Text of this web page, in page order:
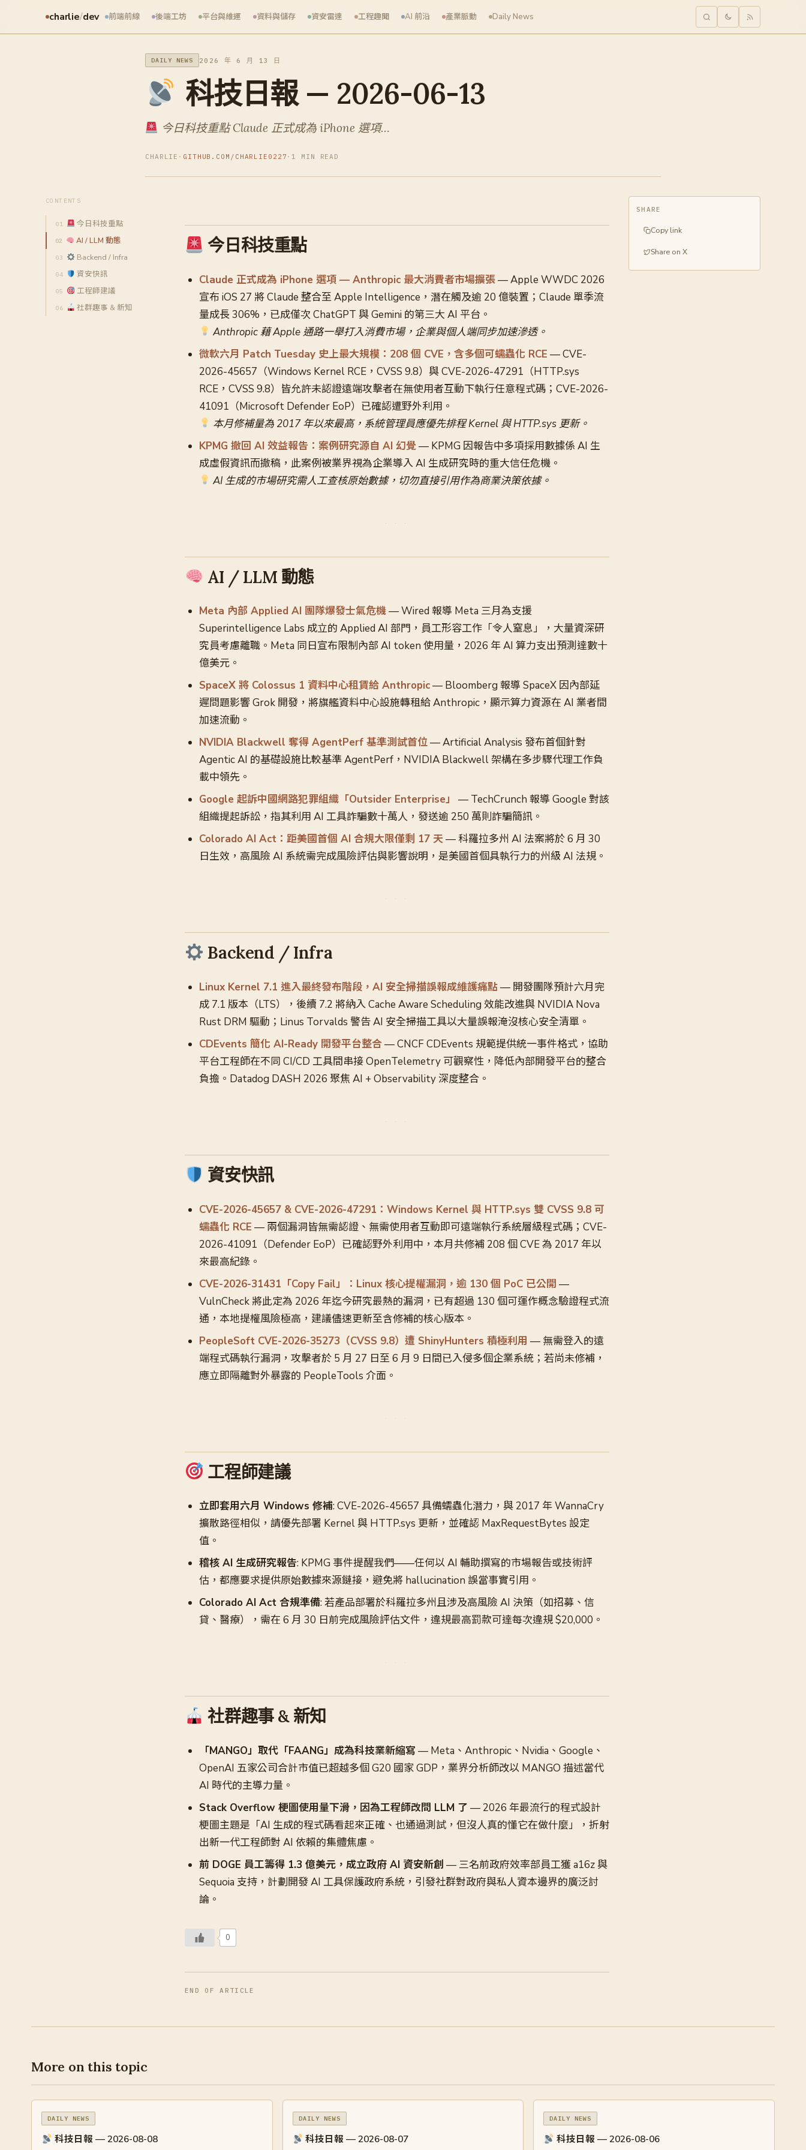
charlie/dev 前端前線 後端工坊 平台與維運 資料與儲存 資安雷達 工程趣聞 AI 前沿 產業脈動 Daily News
DAILY NEWS 2026 年 6 月 13 日
科技日報 — 2026-06-13
今日科技重點 Claude 正式成為 iPhone 選項…
CHARLIE · GITHUB.COM/CHARLIE0227 · 1 MIN READ
CONTENTS
今日科技重點
AI / LLM 動態
Backend / Infra
資安快訊
工程師建議
社群趣事 & 新知
今日科技重點
Claude 正式成為 iPhone 選項 — Anthropic 最大消費者市場擴張— Apple WWDC 2026
宣布 iOS 27 將 Claude 整合至 Apple Intelligence，潛在觸及逾 20 億裝置；Claude 單季流
量成長 306%，已成僅次 ChatGPT 與 Gemini 的第三大 AI 平台。
Anthropic 藉 Apple 通路一舉打入消費市場，企業與個人端同步加速滲透。
微軟六月 Patch Tuesday 史上最大規模：208 個 CVE，含多個可蠕蟲化 RCE — CVE-
2026-45657（Windows Kernel RCE，CVSS 9.8）與 CVE-2026-47291（HTTP.sys
RCE，CVSS 9.8）皆允許未認證遠端攻擊者在無使用者互動下執行任意程式碼；CVE-2026-
41091（Microsoft Defender EoP）已確認遭野外利用。
本月修補量為 2017 年以來最高，系統管理員應優先排程 Kernel 與 HTTP.sys 更新。
KPMG 撤回 AI 效益報告：案例研究源自 AI 幻覺— KPMG 因報告中多項採用數據係 AI 生
成虛假資訊而撤稿，此案例被業界視為企業導入 AI 生成研究時的重大信任危機。
AI 生成的市場研究需人工查核原始數據，切勿直接引用作為商業決策依據。
AI / LLM 動態
Meta 內部 Applied AI 團隊爆發士氣危機— Wired 報導 Meta 三月為支援
Superintelligence Labs 成立的 Applied AI 部門，員工形容工作「令人窒息」，大量資深研
究員考慮離職。Meta 同日宣布限制內部 AI token 使用量，2026 年 AI 算力支出預測達數十
億美元。
SpaceX 將 Colossus 1 資料中心租賃給 Anthropic— Bloomberg 報導 SpaceX 因內部延
遲問題影響 Grok 開發，將旗艦資料中心設施轉租給 Anthropic，顯示算力資源在 AI 業者間
加速流動。
NVIDIA Blackwell 奪得 AgentPerf 基準測試首位— Artificial Analysis 發布首個針對
Agentic AI 的基礎設施比較基準 AgentPerf，NVIDIA Blackwell 架構在多步驟代理工作負
載中領先。
Google 起訴中國網路犯罪組織「Outsider Enterprise」
— TechCrunch 報導 Google 對該
組織提起訴訟，指其利用 AI 工具詐騙數十萬人，發送逾 250 萬則詐騙簡訊。
Colorado AI Act：距美國首個 AI 合規大限僅剩 17 天— 科羅拉多州 AI 法案將於 6 月 30
日生效，高風險 AI 系統需完成風險評估與影響說明，是美國首個具執行力的州級 AI 法規。
Backend / Infra
Linux Kernel 7.1 進入最終發布階段，AI 安全掃描誤報成維護痛點— 開發團隊預計六月完
成 7.1 版本（LTS），後續 7.2 將納入 Cache Aware Scheduling 效能改進與 NVIDIA Nova
Rust DRM 驅動；Linus Torvalds 警告 AI 安全掃描工具以大量誤報淹沒核心安全清單。
CDEvents 簡化 AI-Ready 開發平台整合— CNCF CDEvents 規範提供統一事件格式，協助
平台工程師在不同 CI/CD 工具間串接 OpenTelemetry 可觀察性，降低內部開發平台的整合
負擔。Datadog DASH 2026 聚焦 AI + Observability 深度整合。
資安快訊
CVE-2026-45657 & CVE-2026-47291：Windows Kernel 與 HTTP.sys 雙 CVSS 9.8 可
蠕蟲化 RCE — 兩個漏洞皆無需認證、無需使用者互動即可遠端執行系統層級程式碼；CVE-
2026-41091（Defender EoP）已確認野外利用中，本月共修補 208 個 CVE 為 2017 年以
來最高紀錄。
CVE-2026-31431「Copy Fail」：Linux 核心提權漏洞，逾 130 個 PoC 已公開 —
VulnCheck 將此定為 2026 年迄今研究最熱的漏洞，已有超過 130 個可運作概念驗證程式流
通，本地提權風險極高，建議儘速更新至含修補的核心版本。
PeopleSoft CVE-2026-35273（CVSS 9.8）遭 ShinyHunters 積極利用 — 無需登入的遠
端程式碼執行漏洞，攻擊者於 5 月 27 日至 6 月 9 日間已入侵多個企業系統；若尚未修補，
應立即隔離對外暴露的 PeopleTools 介面。
工程師建議
立即套用六月 Windows 修補: CVE-2026-45657 具備蠕蟲化潛力，與 2017 年 WannaCry
擴散路徑相似，請優先部署 Kernel 與 HTTP.sys 更新，並確認 MaxRequestBytes 設定
值。
稽核 AI 生成研究報告: KPMG 事件提醒我們——任何以 AI 輔助撰寫的市場報告或技術評
估，都應要求提供原始數據來源鏈接，避免將 hallucination 誤當事實引用。
Colorado AI Act 合規準備: 若產品部署於科羅拉多州且涉及高風險 AI 決策（如招募、信
貸、醫療），需在 6 月 30 日前完成風險評估文件，違規最高罰款可達每次違規 $20,000。
社群趣事 & 新知
「MANGO」取代「FAANG」成為科技業新縮寫 — Meta、Anthropic、Nvidia、Google、
OpenAI 五家公司合計市值已超越多個 G20 國家 GDP，業界分析師改以 MANGO 描述當代
AI 時代的主導力量。
Stack Overflow 梗圖使用量下滑，因為工程師改問 LLM 了 — 2026 年最流行的程式設計
梗圖主題是「AI 生成的程式碼看起來正確、也通過測試，但沒人真的懂它在做什麼」，折射
出新一代工程師對 AI 依賴的集體焦慮。
前 DOGE 員工籌得 1.3 億美元，成立政府 AI 資安新創 — 三名前政府效率部員工獲 a16z 與
Sequoia 支持，計劃開發 AI 工具保護政府系統，引發社群對政府與私人資本邊界的廣泛討
論。
0
END OF ARTICLE
SHARE
Copy link
Share on X
More on this topic
DAILY NEWS
科技日報 — 2026-08-08
DAILY NEWS
科技日報 — 2026-08-07
DAILY NEWS
科技日報 — 2026-08-06